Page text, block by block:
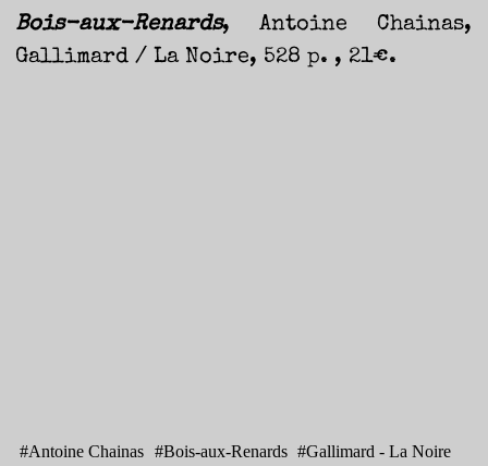
Bois-aux-Renards, Antoine Chainas,
Gallimard / La Noire, 528 p. , 21€.
#Antoine Chainas #Bois-aux-Renards #Gallimard - La Noire